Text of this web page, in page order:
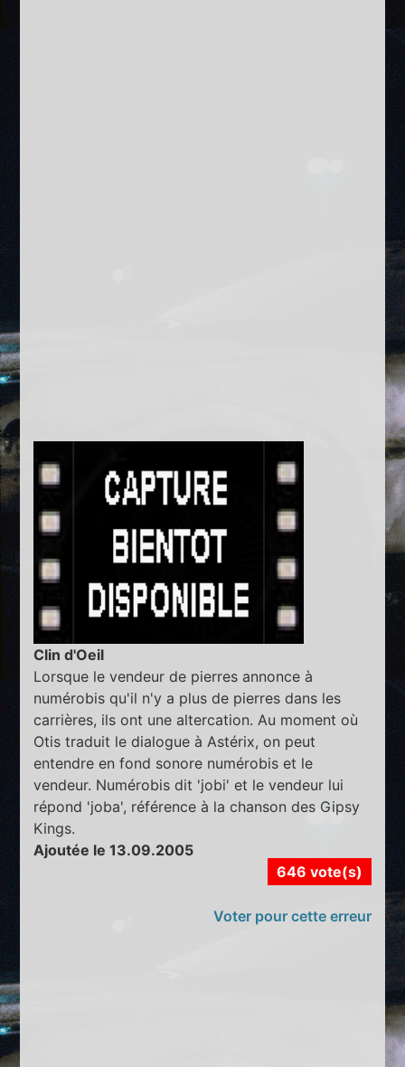
Clin d'Oeil
Lorsque le vendeur de pierres annonce à
numérobis qu'il n'y a plus de pierres dans les
carrières, ils ont une altercation. Au moment où
Otis traduit le dialogue à Astérix, on peut
entendre en fond sonore numérobis et le
vendeur. Numérobis dit 'jobi' et le vendeur lui
répond 'joba', référence à la chanson des Gipsy
Kings.
Ajoutée le 13.09.2005
646 vote(s)
Voter pour cette erreur